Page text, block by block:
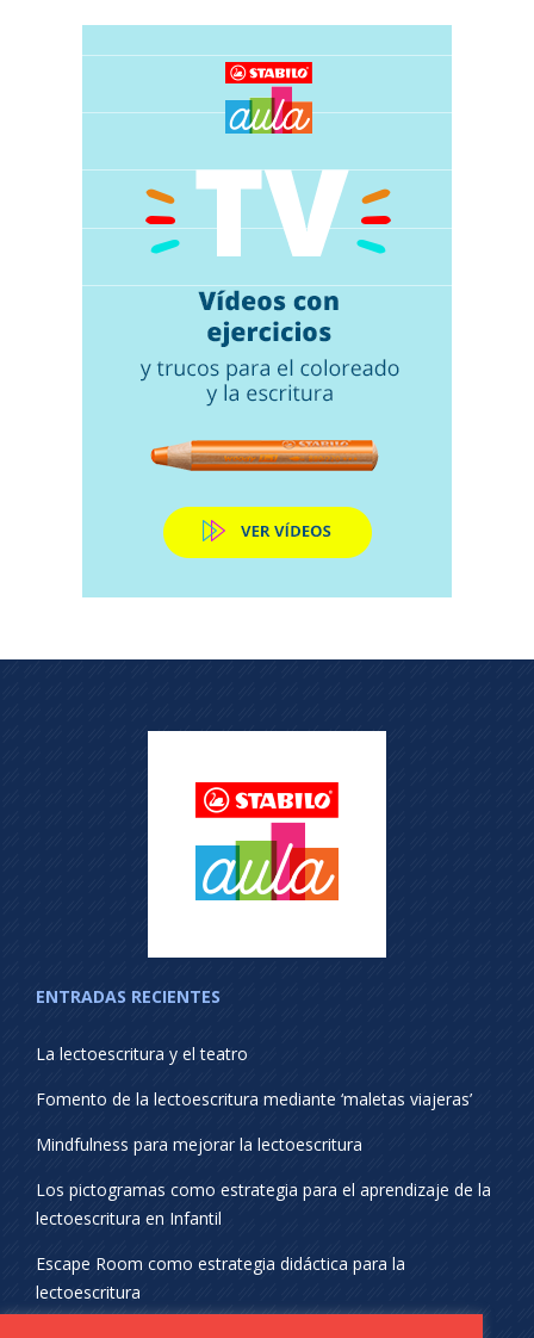
ENTRADAS RECIENTES
La lectoescritura y el teatro
Fomento de la lectoescritura mediante ‘maletas viajeras’
Mindfulness para mejorar la lectoescritura
Los pictogramas como estrategia para el aprendizaje de la
lectoescritura en Infantil
Escape Room como estrategia didáctica para la
lectoescritura